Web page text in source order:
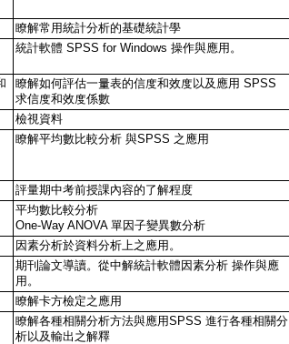
瞭解常用統計分析的基礎統計學
統計軟體 SPSS for Windows 操作與應用。
瞭解如何評估一量表的 信度和效度以及應用 SPSS
求 信度和效度係數
檢視資料
瞭解平均數比較分析 與SPSS 之應用
評量期中考前授課內容的了解程度
平均數比較分析
One-Way ANOVA 單因子變異數分析
因素分析於資料分析上之應用。
期刊論文導讀。從中解統計軟體因素分析 操作與應
用。
瞭解卡方檢定之應用
瞭解各種相關分析方法與應用SPSS 進行各種相關分
析以及輸出之解釋